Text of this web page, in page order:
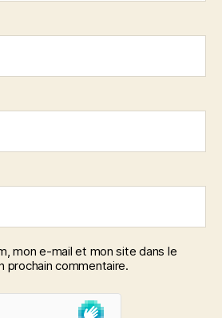
mon e-mail et mon site dans le
prochain commentaire.